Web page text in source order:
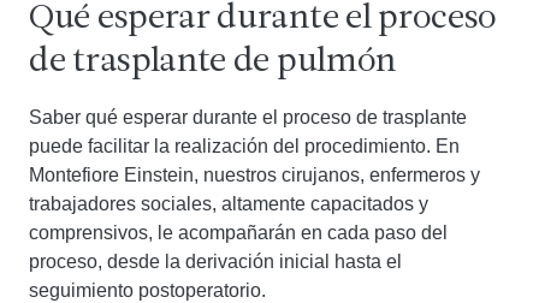
Qué esperar durante el proceso
de trasplante de pulmón
Saber qué esperar durante el proceso de trasplante
puede facilitar la realización del procedimiento. En
Montefiore Einstein, nuestros cirujanos, enfermeros y
trabajadores sociales, altamente capacitados y
comprensivos, le acompañarán en cada paso del
proceso, desde la derivación inicial hasta el
seguimiento postoperatorio.